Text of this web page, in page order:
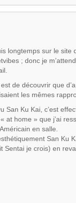
longtemps sur le site
; donc je
de découvrir que
les mêmes
San Ku Kai, c’est
at home » que j’ai
en salle.
San Ku
Sentai je crois) en